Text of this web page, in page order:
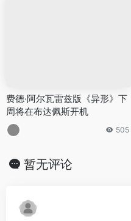
费德·阿尔瓦雷兹版《异形》下
周将在布达佩斯开机
505
暂无评论